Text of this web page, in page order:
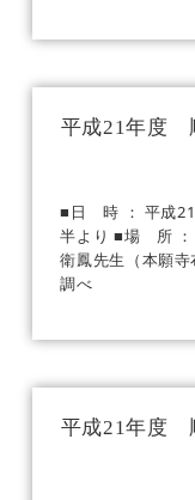
平成21年度
■日 時 ： 平成
半より ■場 所 ：
衛鳳先生（本願
調べ 《入
平成21年度